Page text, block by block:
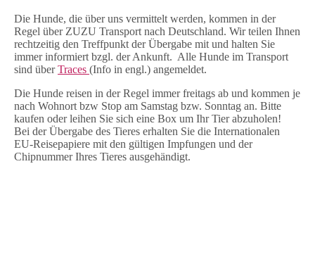
Die Hunde, die über uns vermittelt werden, kommen in der
Regel über ZUZU Transport nach Deutschland. Wir teilen Ihnen
rechtzeitig den Treffpunkt der Übergabe mit und halten Sie
immer informiert bzgl. der Ankunft. Alle Hunde im Transport
sind überTraces (Info in engl.) angemeldet.
Die Hunde reisen in der Regel immer freitags ab und kommen je
nach Wohnort bzw Stop am Samstag bzw. Sonntag an. Bitte
kaufen oder leihen Sie sich eine Box um Ihr Tier abzuholen!
Bei der Übergabe des Tieres erhalten Sie die Internationalen
EU-Reisepapiere mit den gültigen Impfungen und der
Chipnummer Ihres Tieres ausgehändigt.